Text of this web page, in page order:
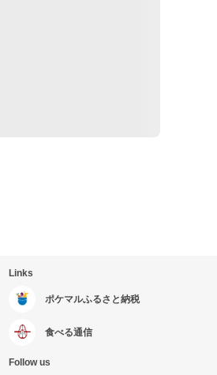
Links
ポケマルふるさと納税
食べる通信
Follow us